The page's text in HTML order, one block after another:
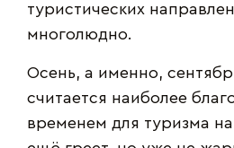
туристических
многолюдно.
Осень, а именно,
считается наиболее
временем для туризма